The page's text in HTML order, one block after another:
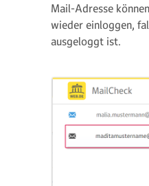
Mail-Adresse
wieder einloggen,
ausgeloggt ist.